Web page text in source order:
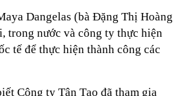
Dangelas (bà Đặng Thị Hoàng
trong nước và công ty thực hiện
tế để thực hiện thành công các
Công ty Tân Tạo đã tham gia